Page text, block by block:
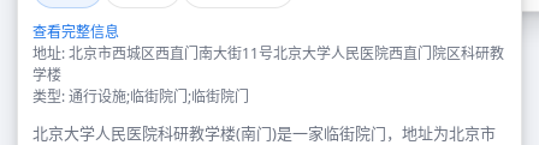
查看完整信息
地址: 北京市西城区西直门南大街11号北京大学人民医院西直门院区科研教
学楼
类型: 通行设施;临街院门;临街院门
北京大学人民医院科研教学楼(南门)是一家临街院门，地址为北京市